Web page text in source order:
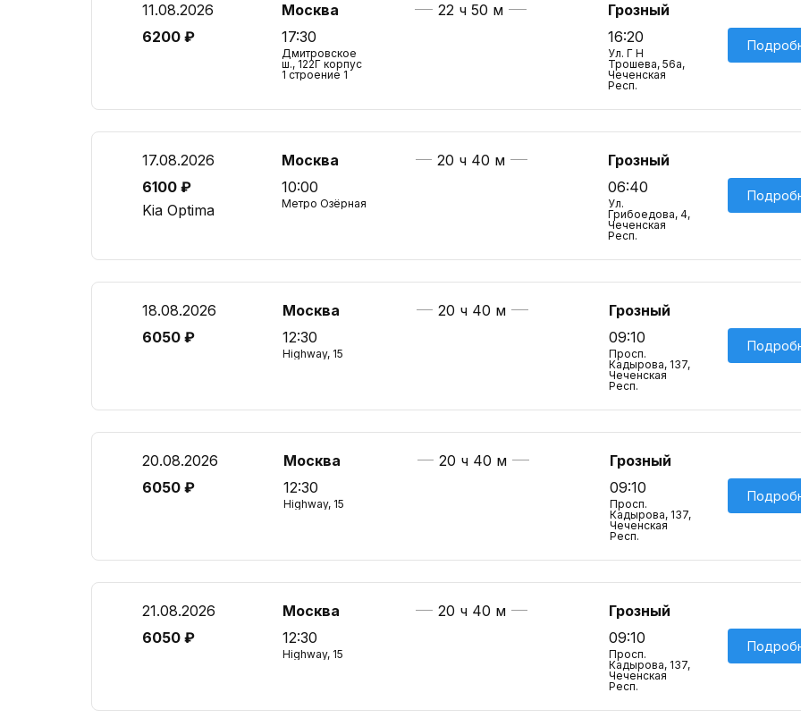
11.08.2026
6200 ₽
Москва
17:30
Дмитровское
ш., 122Г корпус
1 строение 1
22 ч 50 м
Грозный
16:20
Ул. Г Н
Трошева, 56а,
Чеченская
Респ.
17.08.2026
6100 ₽
Kia Optima
Москва
10:00
Метро Озёрная
20 ч 40 м
Грозный
06:40
Ул.
Грибоедова, 4,
Чеченская
Респ.
18.08.2026
6050 ₽
Москва
12:30
Highway, 15
20 ч 40 м
Грозный
09:10
Просп.
Кадырова, 137,
Чеченская
Респ.
20.08.2026
6050 ₽
Москва
12:30
Highway, 15
20 ч 40 м
Грозный
09:10
Просп.
Кадырова, 137,
Чеченская
Респ.
21.08.2026
6050 ₽
Москва
12:30
Highway, 15
20 ч 40 м
Грозный
09:10
Просп.
Кадырова, 137,
Чеченская
Респ.